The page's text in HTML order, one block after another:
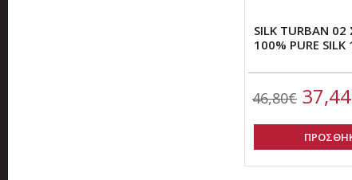
SILK TURBAN
100% PURE
46,80€